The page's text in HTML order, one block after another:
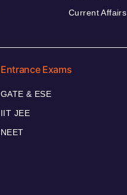
Current Affairs
Entrance Exams
GATE & ESE
IIT JEE
NEET